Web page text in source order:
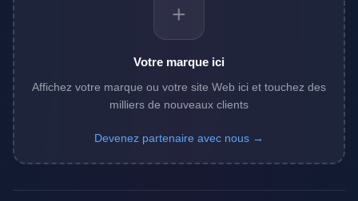
+
Votre marque ici
Affichez votre marque ou votre site Web ici et touchez des
milliers de nouveaux clients
Devenez partenaire avec nous →